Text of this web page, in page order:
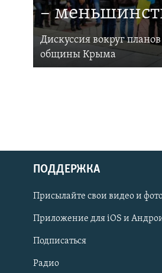
Українською
Qırımtatar
ПРИСОЕДИНЯЙТЕСЬ!
–
Дискуссия вокруг
общины Крыма
ПОДДЕРЖКА
Присылайте свои видео и
Приложение для iOS и
Подписаться
Радио